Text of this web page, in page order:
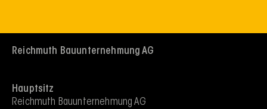
Reichmuth Bauunternehmung AG​
Hauptsitz
Reichmuth Bauunternehmung AG